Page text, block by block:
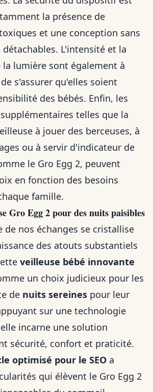
la présence de
et une conception sans
L'intensité et la
lumière sont également à
s'assurer qu'elles soient
des bébés. Enfin, les
telles que la
à jouer des berceuses, à
ou à servir d'indicateur de
le Gro Egg 2, peuvent
en fonction des besoins
famille.
Gro Egg 2 pour des nuits paisibles
de nos échanges se cristallise
des atouts substantiels
veilleuse bébé innovante
un choix judicieux pour les
de nuits sereines pour leur
sur une technologie
incarne une solution
sécurité, confort et praticité.
optimisé pour le SEO a
qui élèvent le Gro Egg 2